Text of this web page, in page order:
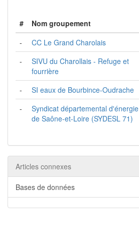
# Nom groupement
-
CC Le Grand Charolais
-
SIVU du Charollais - Refuge et
fourrière
- SI eaux de Bourbince-Oudrache
-
Syndicat départemental d'énergie
de Saône-et-Loire (SYDESL 71)
Articles connexes
Bases de données